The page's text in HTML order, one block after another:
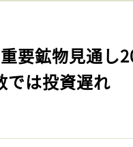
重要鉱物見通
では投資遅れ